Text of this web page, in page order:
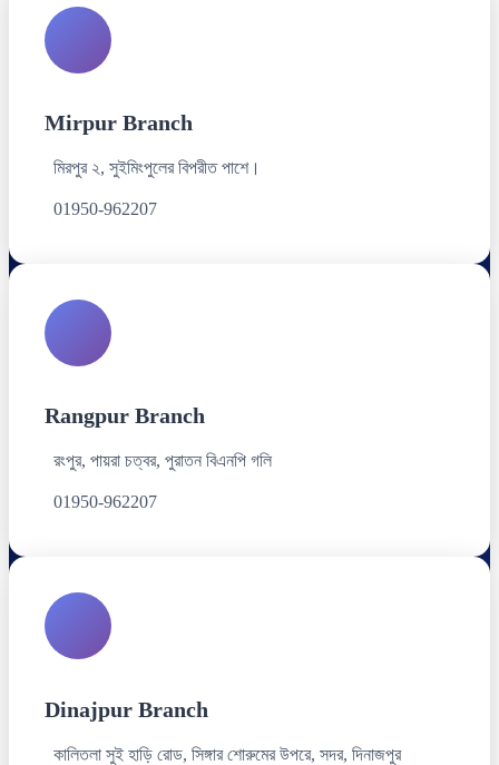
Mirpur Branch
মিরপুর ২, সুইমিংপুলের বিপরীত পাশে।
01950-962207
Rangpur Branch
রংপুর, পায়রা চত্বর, পুরাতন বিএনপি গলি
01950-962207
Dinajpur Branch
কালিতলা সুই হাড়ি রোড, সিঙ্গার শোরুমের উপরে, সদর, দিনাজপুর